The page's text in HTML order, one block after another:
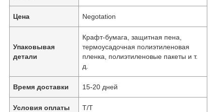
Цена Negotation
Упаковывая
детали
Крафт-бумага, защитная пена,
термоусадочная полиэтиленовая
пленка, полиэтиленовые пакеты и т.
д.
Время доставки 15-20 дней
Условия оплаты Т/Т